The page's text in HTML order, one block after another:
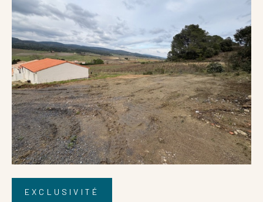
EXCLUSIVITÉ
Référence